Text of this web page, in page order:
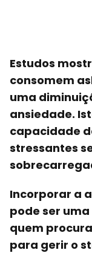
Estudos
consomem
uma
ansiedade.
capacidade
stressantes
Incorporar a
pode ser
quem
para gerir o